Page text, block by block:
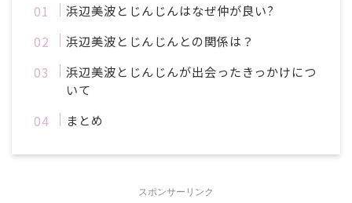
浜辺美波とじんじんはなぜ仲が良い?
浜辺美波とじんじんとの関係は？
浜辺美波とじんじんが出会ったきっかけにつ
いて
まとめ
スポンサーリンク